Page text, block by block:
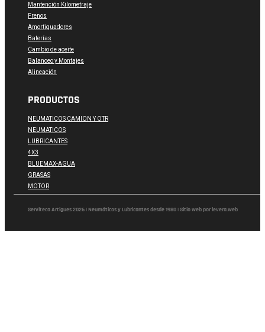
Mantención Kilometraje
Frenos
Amortiguadores
Baterías
Cambio de aceite
Balanceo y Montajes
Alineación
PRODUCTOS
NEUMATICOS CAMION Y OTR
NEUMATICOS
LUBRICANTES
4X3
BLUEMAX-AGUA
GRASAS
MOTOR
Serviteca Artigues 2026 | Neumáticos y Lubricantes desde 1980 | Sitio web por levera.web